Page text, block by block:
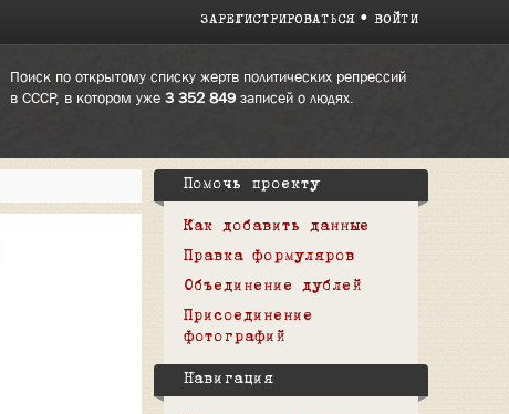
ЗАРЕГИСТРИРОВАТЬСЯ ВОЙТИ
Поиск по открытому списку жертв политических репрессий
в СССР, в котором уже 3 352 849записей о людях.
Помочь проекту
Как добавить данные
Правка формуляров
Объединение дублей
Присоединение
фотографий
Навигация